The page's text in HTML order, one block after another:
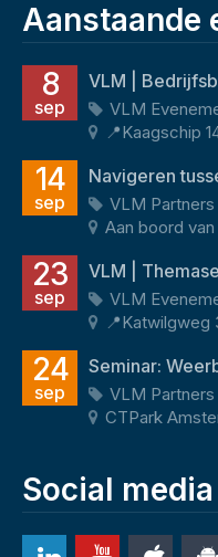
Aanstaande
8
sep
VLM |
VLM
📍Kaagschip
14
sep
VLM Partners
Aan boord
23
sep
VLM |
VLM
📍Katwilgweg
24
sep
VLM Partners
CTPark
Social media